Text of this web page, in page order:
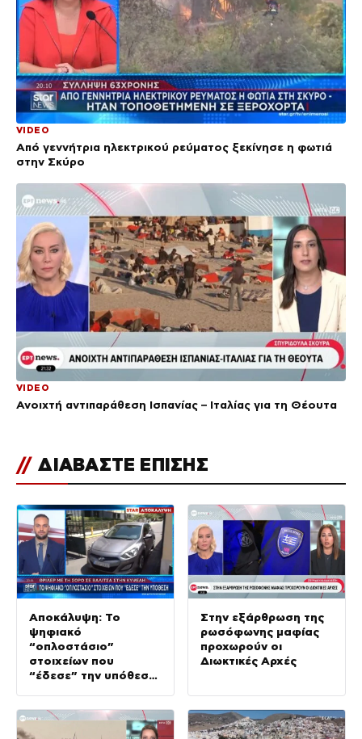
VIDEO
Από γεννήτρια ηλεκτρικού ρεύματος ξεκίνησε η φωτιά
στην Σκύρο
VIDEO
Ανοιχτή αντιπαράθεση Ισπανίας – Ιταλίας για τη Θέουτα
// ΔΙΑΒΑΣΤΕ ΕΠΙΣΗΣ
Αποκάλυψη: Το
ψηφιακό
“οπλοστάσιο”
στοιχείων που
“έδεσε” την υπόθεση
Στην εξάρθρωση της
ρωσόφωνης μαφίας
προχωρούν οι
Διωκτικές Αρχές